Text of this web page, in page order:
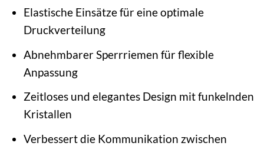
Elastische Einsätze für eine optimale
Druckverteilung
Abnehmbarer Sperrriemen für flexible
Anpassung
Zeitloses und elegantes Design mit funkelnden
Kristallen
Verbessert die Kommunikation zwischen